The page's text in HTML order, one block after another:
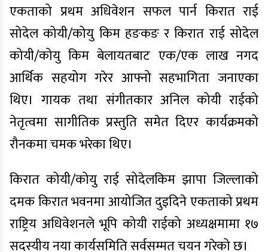
एकताको प्रथम अधिवेशन सफल पार्न किरात राई
सोदेल कोयी/कोयु किम हङकङ र किरात राई सोदेल
कोयी/कोयु किम बेलायतबाट एक/एक लाख नगद
आर्थिक सहयोग गरेर आफ्नो सहभागिता जनाएका
थिए। गायक तथा संगीतकार अनिल कोयी राईको
नेतृत्वमा सागीतिक प्रस्तुति समेत दिएर कार्यक्रमको
रौनकमा चमक भरेका थिए।
किरात कोयी/कोयु राई सोदेलकिम झापा जिल्लाको
दमक किरात भवनमा आयोजित दुइदिने एकताको प्रथम
राष्ट्रिय अधिवेशनले भूपि कोयी राईको अध्यक्षमामा १७
सदस्यीय नया कार्यसमिति सर्वसम्मत चयन गरेको छ।